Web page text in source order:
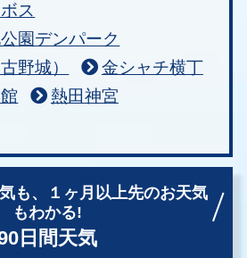
ス
園デンパーク
野城）
金シャチ横丁
熱田神宮
も、
１ヶ月以上先のお天気
もわかる!
日間天気